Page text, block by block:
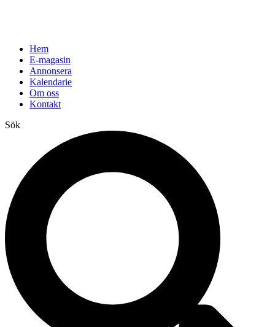
Hem
E-magasin
Annonsera
Kalendarie
Om oss
Kontakt
Sök